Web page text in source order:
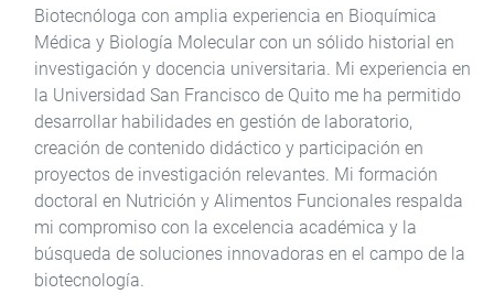
Biotecnóloga con amplia experiencia en Bioquímica
Médica y Biología Molecular con un sólido historial en
investigación y docencia universitaria. Mi experiencia en
la Universidad San Francisco de Quito me ha permitido
desarrollar habilidades en gestión de laboratorio,
creación de contenido didáctico y participación en
proyectos de investigación relevantes. Mi formación
doctoral en Nutrición y Alimentos Funcionales respalda
mi compromiso con la excelencia académica y la
búsqueda de soluciones innovadoras en el campo de la
biotecnología.